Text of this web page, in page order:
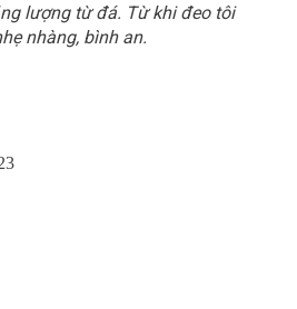
lượng từ đá. Từ khi đeo tôi
nhàng, bình an.